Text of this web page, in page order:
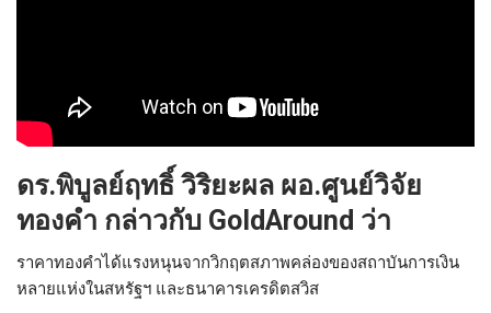
ดร.พิบูลย์ฤทธิ์ วิริยะผล ผอ.ศูนย์วิจัย
ทองคำ กล่าวกับ GoldAround ว่า
ราคาทองคำได้แรงหนุนจากวิกฤตสภาพคล่องของสถาบันการเงิน
หลายแห่งในสหรัฐฯ และธนาคารเครดิตสวิส